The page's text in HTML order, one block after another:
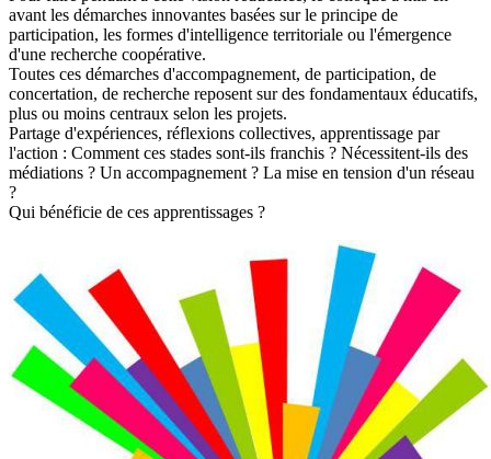
avant les démarches innovantes basées sur le principe de
participation, les formes d'intelligence territoriale ou l'émergence
d'une recherche coopérative.
Toutes ces démarches d'accompagnement, de participation, de
concertation, de recherche reposent sur des fondamentaux éducatifs,
plus ou moins centraux selon les projets.
Partage d'expériences, réflexions collectives, apprentissage par
l'action : Comment ces stades sont-ils franchis ? Nécessitent-ils des
médiations ? Un accompagnement ? La mise en tension d'un réseau
?
Qui bénéficie de ces apprentissages ?